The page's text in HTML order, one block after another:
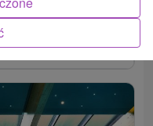
Jasna i
aquaparków dla